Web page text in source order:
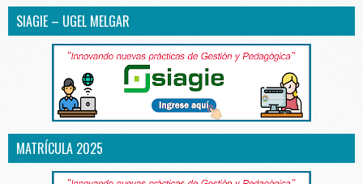
SIAGIE – UGEL MELGAR
MATRÍCULA 2025